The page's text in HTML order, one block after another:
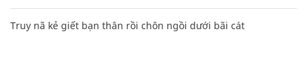
Truy nã kẻ giết bạn thân rồi chôn ngồi dưới bãi cát